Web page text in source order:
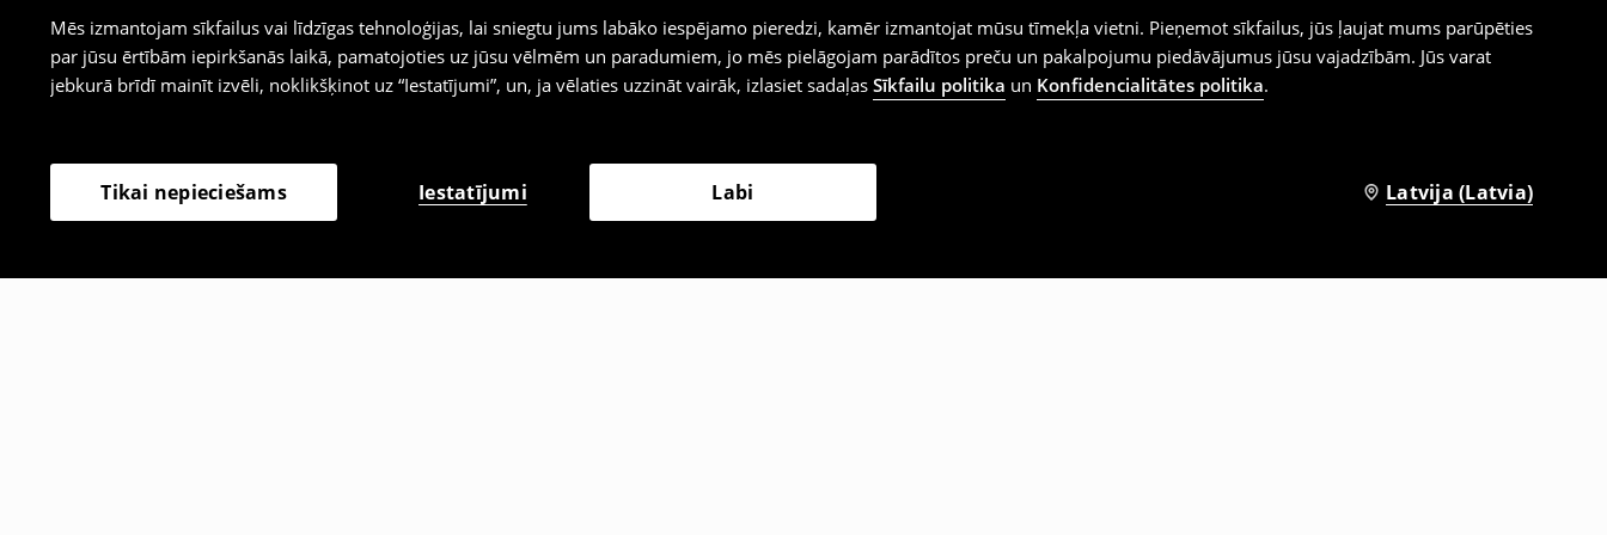
Mēs izmantojam sīkfailus vai līdzīgas tehnoloģijas, lai sniegtu jums labāko iespējamo pieredzi, kamēr izmantojat mūsu tīmekļa vietni. Pieņemot sīkfailus, jūs ļaujat mums parūpēties
par jūsu ērtībām iepirkšanās laikā, pamatojoties uz jūsu vēlmēm un paradumiem, jo mēs pielāgojam parādītos preču un pakalpojumu piedāvājumus jūsu vajadzībām. Jūs varat
jebkurā brīdī mainīt izvēli, noklikšķinot uz “Iestatījumi”, un, ja vēlaties uzzināt vairāk, izlasiet sadaļas Sīkfailu politika un Konfidencialitātes politika.
Tikai nepieciešams Iestatījumi Labi Latvija (Latvia)